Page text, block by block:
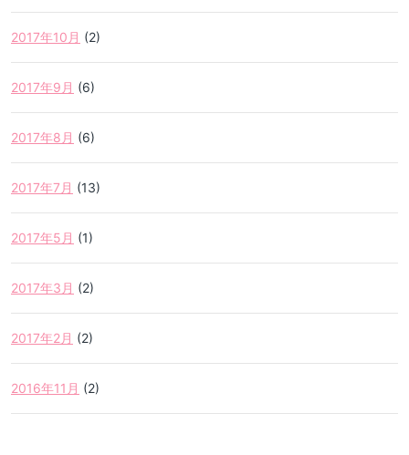
2017年10月 (2)
2017年9月 (6)
2017年8月 (6)
2017年7月 (13)
2017年5月 (1)
2017年3月 (2)
2017年2月 (2)
2016年11月 (2)